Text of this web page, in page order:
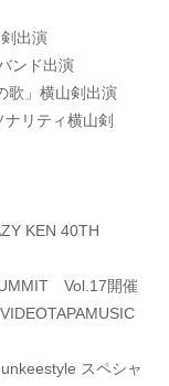
出演
ンド出演
歌」横山剣出演
リティ横山剣
KEN 40TH
Vol.17開催
スペシャ